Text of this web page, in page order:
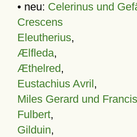
• neu: Celerinus und
Crescens
Eleutherius,
Ælfleda,
Æthelred,
Eustachius Avril,
Miles Gerard und
Fulbert,
Gilduin,